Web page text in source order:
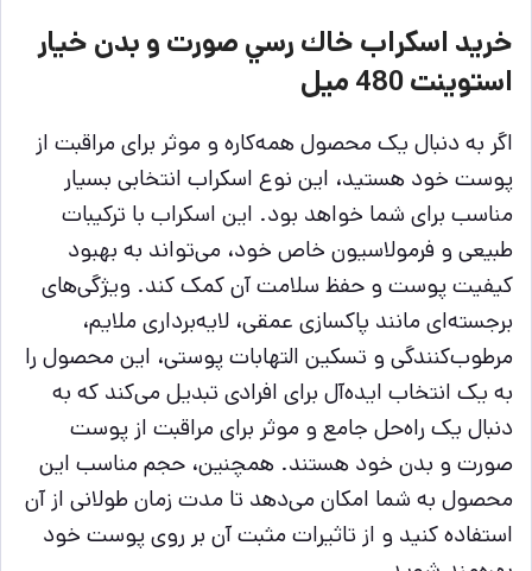
خرید اسكراب خاك رسي صورت و بدن خيار
استوينت 480 ميل
اگر به دنبال یک محصول همه‌کاره و موثر برای مراقبت از
پوست خود هستید، این نوع اسکراب انتخابی بسیار
مناسب برای شما خواهد بود. این اسکراب با ترکیبات
طبیعی و فرمولاسیون خاص خود، می‌تواند به بهبود
کیفیت پوست و حفظ سلامت آن کمک کند. ویژگی‌های
برجسته‌ای مانند پاکسازی عمقی، لایه‌برداری ملایم،
مرطوب‌کنندگی و تسکین التهابات پوستی، این محصول را
به یک انتخاب ایده‌آل برای افرادی تبدیل می‌کند که به
دنبال یک راه‌حل جامع و موثر برای مراقبت از پوست
صورت و بدن خود هستند. همچنین، حجم مناسب این
محصول به شما امکان می‌دهد تا مدت زمان طولانی از آن
استفاده کنید و از تاثیرات مثبت آن بر روی پوست خود